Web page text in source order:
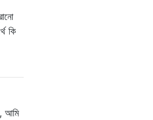
কি
আমি